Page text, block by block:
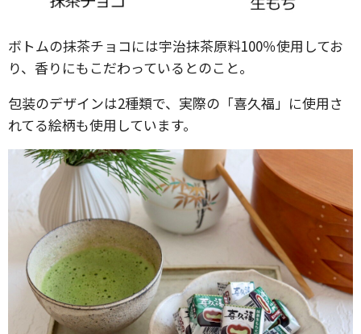
ボトムの抹茶チョコには宇治抹茶原料100％使用してお
り、香りにもこだわっているとのこと。
包装のデザインは2種類で、実際の「喜久福」に使用さ
れてる絵柄も使用しています。